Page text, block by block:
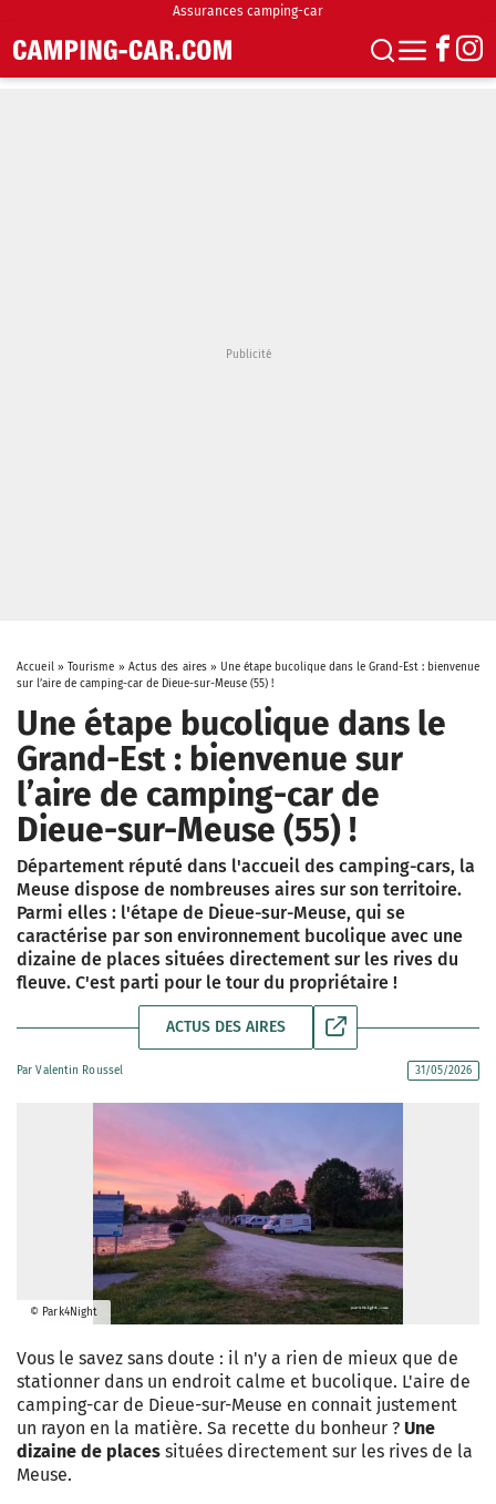
Assurances camping-car
Accueil» Tourisme » Actus des aires » Une étape bucolique dans le Grand-Est : bienvenue
sur l’aire de camping-car de Dieue-sur-Meuse (55) !
Une étape bucolique dans le
Grand-Est : bienvenue sur
l’aire de camping-car de
Dieue-sur-Meuse (55) !
Département réputé dans l'accueil des camping-cars, la
Meuse dispose de nombreuses aires sur son territoire.
Parmi elles : l'étape de Dieue-sur-Meuse, qui se
caractérise par son environnement bucolique avec une
dizaine de places situées directement sur les rives du
fleuve. C'est parti pour le tour du propriétaire !
ACTUS DES AIRES
ParValentin Roussel 31/05/2026
© Park4Night
Vous le savez sans doute : il n'y a rien de mieux que de
stationner dans un endroit calme et bucolique. L'aire de
camping-car de Dieue-sur-Meuse en connait justement
un rayon en la matière. Sa recette du bonheur ? Une
dizaine de places situées directement sur les rives de la
Meuse.